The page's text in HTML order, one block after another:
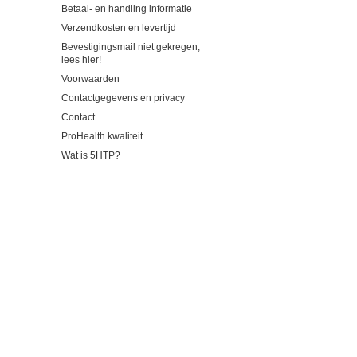
Betaal- en handling informatie
Verzendkosten en levertijd
Bevestigingsmail niet gekregen,
lees hier!
Voorwaarden
Contactgegevens en privacy
Contact
ProHealth kwaliteit
Wat is 5HTP?